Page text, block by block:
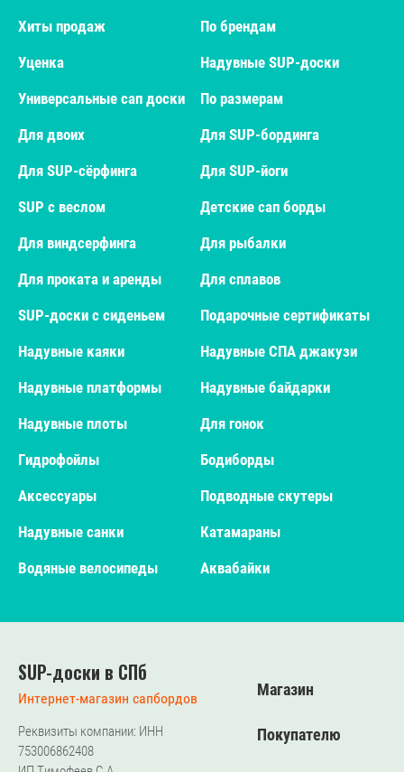
Хиты продаж
По брендам
Уценка
Надувные SUP-доски
Универсальные сап доски
По размерам
Для двоих
Для SUP-бординга
Для SUP-сёрфинга
Для SUP-йоги
SUP с веслом
Детские сап борды
Для виндсерфинга
Для рыбалки
Для проката и аренды
Для сплавов
SUP-доски с сиденьем
Подарочные сертификаты
Надувные каяки
Надувные СПА джакузи
Надувные платформы
Надувные байдарки
Надувные плоты
Для гонок
Гидрофойлы
Бодиборды
Аксессуары
Подводные скутеры
Надувные санки
Катамараны
Водяные велосипеды
Аквабайки
Магазин
Покупателю
SUP-доски в СПб
Интернет-магазин сапбордов
Реквизиты компании: ИНН
753006862408